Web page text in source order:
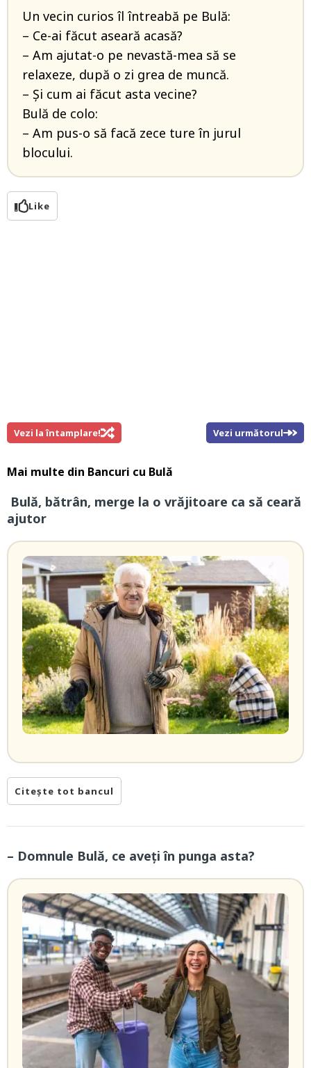
Un vecin curios îl întreabă pe Bulă:
– Ce-ai făcut aseară acasă?
– Am ajutat-o pe nevastă-mea să se
relaxeze, după o zi grea de muncă.
– Și cum ai făcut asta vecine?
Bulă de colo:
– Am pus-o să facă zece ture în jurul
blocului.
Like
Vezi la întamplare! Vezi următorul
Mai multe din Bancuri cu Bulă
Bulă, bătrân, merge la o vrăjitoare ca să ceară
ajutor
Citește tot bancul
– Domnule Bulă, ce aveți în punga asta?